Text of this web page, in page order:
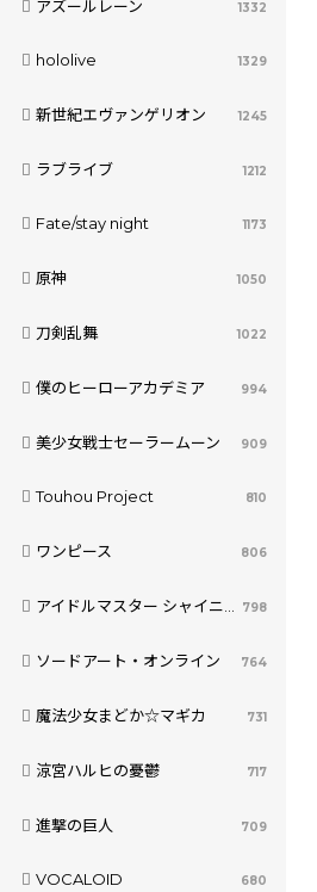
アズールレーン 1332
hololive 1329
新世紀エヴァンゲリオン 1245
ラブライブ 1212
Fate/stay night 1173
原神 1050
刀剣乱舞 1022
僕のヒーローアカデミア 994
美少女戦士セーラームーン 909
Touhou Project 810
ワンピース 806
アイドルマスター シャイニーカラーズ 798
ソードアート・オンライン 764
魔法少女まどか☆マギカ 731
涼宮ハルヒの憂鬱 717
進撃の巨人 709
VOCALOID 680